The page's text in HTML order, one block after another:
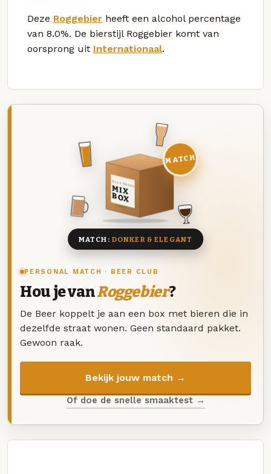
Deze Roggebier heeft een alcohol percentage
van 8.0%. De bierstijl Roggebier komt van
oorsprong uit Internationaal.
PERSONAL MATCH · BEER CLUB
Hou je vanRoggebier?
De Beer koppelt je aan een box met bieren die in
dezelfde straat wonen. Geen standaard pakket.
Gewoon raak.
Bekijk jouw match →
Of doe de snelle smaaktest →
DEZE MAAND
MIX
BOX
8 BIEREN
MATCH
MATCH: DONKER & ELEGANT